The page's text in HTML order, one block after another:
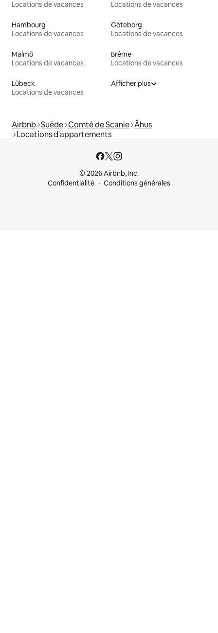
Locations de vacances
Locations de vacances
Hambourg
Locations de vacances
Göteborg
Locations de vacances
Malmö
Locations de vacances
Brême
Locations de vacances
Lübeck
Locations de vacances
Afficher plus
Airbnb Suède Comté de Scanie Åhus
Locations d'appartements
© 2026 Airbnb, Inc.
Confidentialité
Conditions générales